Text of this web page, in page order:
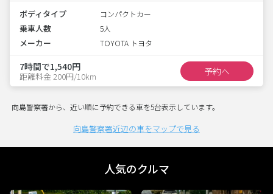
ボディタイプ コンパクトカー
乗車人数 5人
メーカー TOYOTA トヨタ
7時間で1,540円
距離料金 200円/10km 予約へ
向島警察署から、近い順に予約できる車を5台表示しています。
向島警察署近辺の車をマップで見る
人気のクルマ